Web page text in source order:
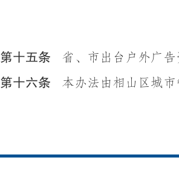
第十五条
省、市出台户外广
第十六条
本办法由相山区城